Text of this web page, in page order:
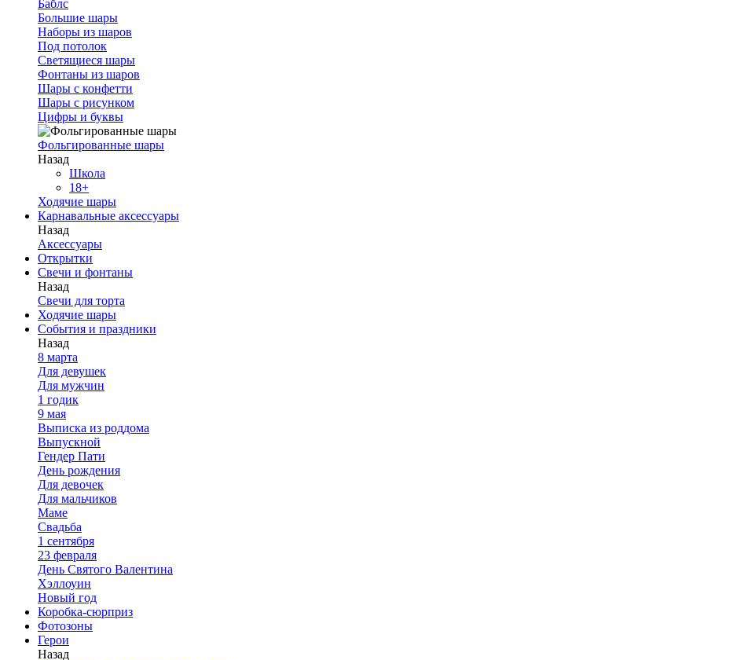
Баблс
Большие шары
Наборы из шаров
Под потолок
Светящиеся шары
Фонтаны из шаров
Шары с конфетти
Шары с рисунком
Цифры и буквы
Фольгированные шары
Назад
Школа
18+
Ходячие шары
Карнавальные аксессуары
Назад
Аксессуары
Открытки
Свечи и фонтаны
Назад
Свечи для торта
Ходячие шары
События и праздники
Назад
8 марта
Для девушек
Для мужчин
1 годик
9 мая
Выписка из роддома
Выпускной
Гендер Пати
День рождения
Для девочек
Для мальчиков
Маме
Свадьба
1 сентября
23 февраля
День Святого Валентина
Хэллоуин
Новый год
Коробка-сюрприз
Фотозоны
Герои
Назад